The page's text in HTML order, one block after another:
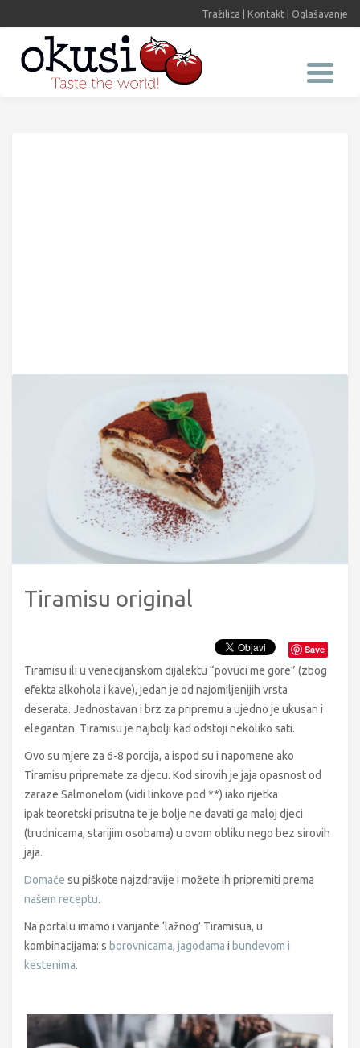
Tražilica Kontakt Oglašavanje
Tiramisu original
Save
Tiramisu ili u venecijanskom dijalektu “povuci me gore” (zbog
efekta alkohola i kave), jedan je od najomiljenijih vrsta
deserata. Jednostavan i brz za pripremu a ujedno je ukusan i
elegantan. Tiramisu je najbolji kad odstoji nekoliko sati.
Ovo su mjere za 6-8 porcija, a ispod su i napomene ako
Tiramisu pripremate za djecu. Kod sirovih je jaja opasnost od
zaraze Salmonelom (vidi linkove pod **) iako rijetka
ipak teoretski prisutna te je bolje ne davati ga maloj djeci
(trudnicama, starijim osobama) u ovom obliku nego bez sirovih
jaja.
Domaće su piškote najzdravije i možete ih pripremiti prema
našem receptu.
Na portalu imamo i varijante ‘lažnog’ Tiramisua, u
kombinacijama: s borovnicama, jagodama i bundevom i
kestenima.